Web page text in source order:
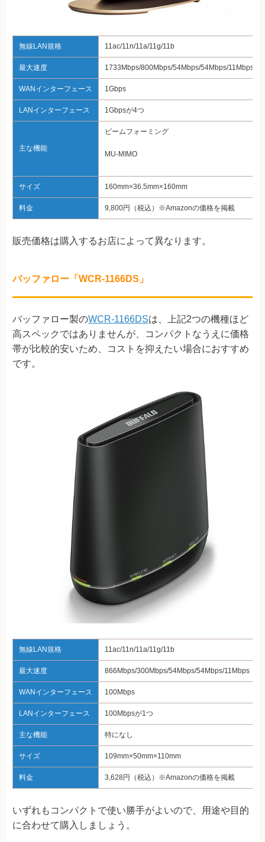
無線LAN規格 11ac/11n/11a/11g/11b
最大速度 1733Mbps/800Mbps/54Mbps/54Mbps/11Mbps（
WANインターフェース 1Gbps
LANインターフェース 1Gbpsが4つ
主な機能
ビームフォーミング
MU-MIMO
サイズ 160mm×36.5mm×160mm
料金 9,800円（税込）※Amazonの価格を掲載
販売価格は購入するお店によって異なります。
バッファロー「WCR-1166DS」
バッファロー製のWCR-1166DSは、上記2つの機種ほど
高スペックではありませんが、コンパクトなうえに価格
帯が比較的安いため、コストを抑えたい場合におすすめ
です。
無線LAN規格 11ac/11n/11a/11g/11b
最大速度 866Mbps/300Mbps/54Mbps/54Mbps/11Mbps（
WANインターフェース 100Mbps
LANインターフェース 100Mbpsが1つ
主な機能 特になし
サイズ 109mm×50mm×110mm
料金 3,628円（税込）※Amazonの価格を掲載
いずれもコンパクトで使い勝手がよいので、用途や目的
に合わせて購入しましょう。